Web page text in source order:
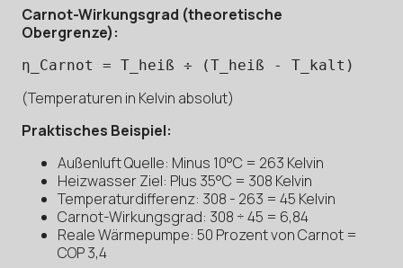
Carnot-Wirkungsgrad (theoretische
Obergrenze):
η_Carnot = T_heiß ÷ (T_heiß - T_kalt)
(Temperaturen in Kelvin absolut)
Praktisches Beispiel:
Außenluft Quelle: Minus 10°C = 263 Kelvin
Heizwasser Ziel: Plus 35°C = 308 Kelvin
Temperaturdifferenz: 308 - 263 = 45 Kelvin
Carnot-Wirkungsgrad: 308 ÷ 45 = 6,84
Reale Wärmepumpe: 50 Prozent von Carnot =
COP 3,4